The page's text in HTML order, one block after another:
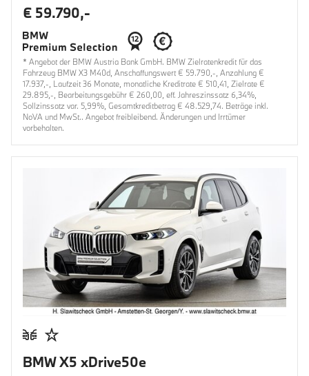
€ 59.790,-
* Angebot der BMW Austria Bank GmbH. BMW Zielratenkredit für das
Fahrzeug BMW X3 M40d, Anschaffungswert € 59.790,-, Anzahlung €
17.937,-, Laufzeit 36 Monate, monatliche Kreditrate € 510,41, Zielrate €
29.895,-, Bearbeitungsgebühr € 260,00, eff. Jahreszinssatz 6,34%,
Sollzinssatz var. 5,99%, Gesamtkreditbetrag € 48.529,74. Beträge inkl.
NoVA und MwSt.. Angebot freibleibend. Änderungen und Irrtümer
vorbehalten.
BMW X5 xDrive50e